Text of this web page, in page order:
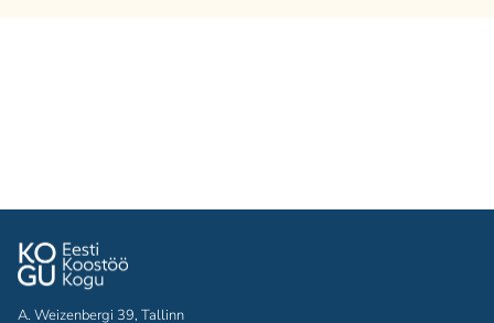
A. Weizenbergi 39, Tallinn